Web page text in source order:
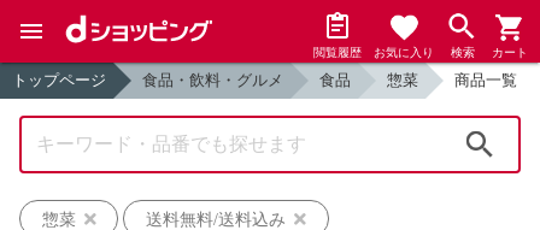
閲覧履歴 お気に入り 検索 カート
トップページ 食品・飲料・グルメ 食品 惣菜 商品一覧
惣菜
送料無料/送料込み